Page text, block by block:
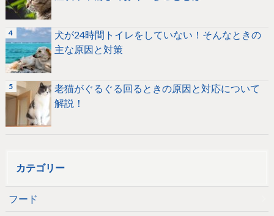
犬が24時間トイレをしていない！そんなときの
主な原因と対策
老猫がぐるぐる回るときの原因と対応について
解説！
カテゴリー
フード